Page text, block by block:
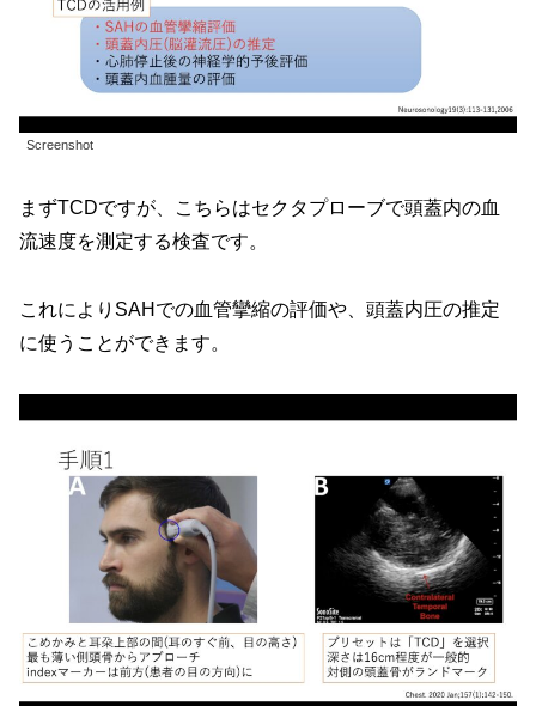
Screenshot
まずTCDですが、こちらはセクタプローブで頭蓋内の血
流速度を測定する検査です。
これによりSAHでの血管攣縮の評価や、頭蓋内圧の推定
に使うことができます。